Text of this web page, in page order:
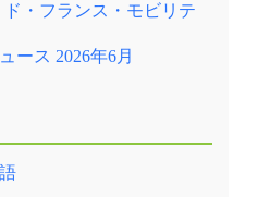
ド・フランス・モビリテ
ース 2026年6月